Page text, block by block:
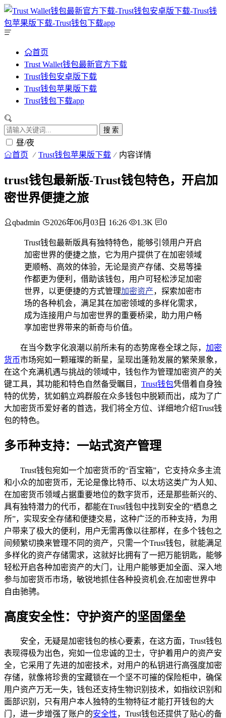
首页
Trust Wallet钱包最新官方下载
Trust钱包安卓版下载
Trust钱包苹果版下载
Trust钱包下载app
搜 索
昼/夜
首页 Trust钱包苹果版下载 内容详情
trust钱包最新版-Trust钱包特色，开启加
密世界便捷之旅
qbadmin 2026年06月03日 16:26 1.3K 0
Trust钱包最新版具有独特特色，能够引领用户开启
加密世界的便捷之旅，它为用户提供了在加密领域
更顺畅、高效的体验，无论是资产存储、交易等操
作都更为便利，借助该钱包，用户可轻松涉足加密
世界，以更便捷的方式管理加密资产，探索加密市
场的各种机会，满足其在加密领域的多样化需求，
成为连接用户与加密世界的重要桥梁，助力用户畅
享加密世界带来的新奇与价值。
在当今数字化浪潮以前所未有的态势席卷全球之际， 加密
货币市场宛如一颗璀璨的新星，呈现出蓬勃发展的繁荣景象，
在这个充满机遇与挑战的领域中，钱包作为管理加密资产的关
键工具，其功能和特色自然备受瞩目， Trust钱包凭借着自身独
特的优势，犹如鹤立鸡群般在众多钱包中脱颖而出，成为了广
大加密货币爱好者的首选，我们将全方位、详细地介绍Trust钱
包的特色。
多币种支持：一站式资产管理
Trust钱包宛如一个加密货币的“百宝箱”，它支持众多主流
和小众的加密货币，无论是像比特币、以太坊这类广为人知、
在加密货币领域占据重要地位的数字货币，还是那些新兴的、
具有独特潜力的代币，都能在Trust钱包中找到安全的“栖息之
所”，实现安全存储和便捷交易，这种广泛的币种支持，为用
户带来了极大的便利，用户无需再像以往那样，在多个钱包之
间频繁切换来管理不同的资产，只需一个Trust钱包，就能满足
多样化的资产存储需求，这就好比拥有了一把万能钥匙，能够
轻松开启各种加密资产的大门，让用户能够更加全面、深入地
参与加密货币市场，敏锐地抓住各种投资机会,在加密世界中
自由驰骋。
高度安全性：守护资产的坚固堡垒
安全，无疑是加密钱包的核心要素，在这方面，Trust钱包
表现得极为出色，宛如一位忠诚的卫士，守护着用户的资产安
全，它采用了先进的加密技术，对用户的私钥进行高强度加密
存储，就像将珍贵的宝藏锁在一个坚不可摧的保险柜中，确保
用户资产万无一失，钱包还支持生物识别技术，如指纹识别和
面部识别，只有用户本人独特的生物特征才能打开钱包的大
门，进一步增强了账户的安全性，Trust钱包还提供了贴心的备